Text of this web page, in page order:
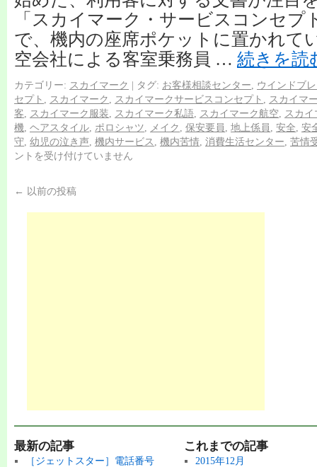
「スカイマーク・サービスコンセプ
で、機内の座席ポケットに置かれて
空会社による客室乗務員 … 続きを読
カテゴリー: スカイマーク | タグ: お客様相談センター
ウインドブ
セプト
スカイマーク スカイマークサービスコンセプト
スカイマ
客
スカイマーク服装 スカイマーク私語 スカイマーク航空
スカ
機 ヘアスタイル ポロシャツ メイク 保安要員 地上係員 安全 安
守 幼児の泣き声 機内サービス 機内苦情 消費生活センター 苦情
ントを受け付けていません
← 以前の投稿
最新の記事
［ジェットスター］電話番号
これまでの記事
2015年12月